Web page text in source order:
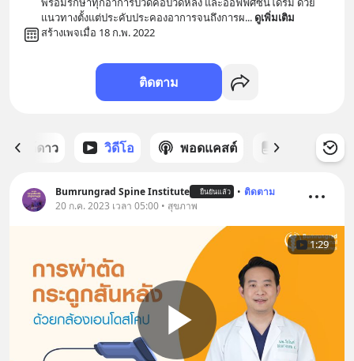
แนวทางตั้งแต่ประคับประคองอาการจนถึงการผ... ดูเพิ่มเติม
สร้างเพจเมื่อ 18 ก.พ. 2022
ติดตาม
ต์ที่ได้ดาว วิดีโอ พอดแคสต์
Bumrungrad Spine Institute ยืนยันแล้ว • ติดตาม
20 ก.ค. 2023 เวลา 05:00 • สุขภาพ
1:29